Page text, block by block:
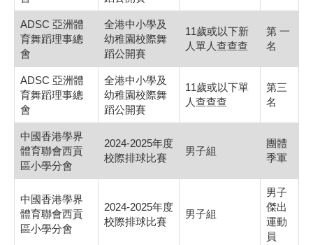
ADSC 亞洲體
育舞蹈理事總
會
全港中小學及
幼稚園校際舞
蹈公開賽
11歲或以下新
人單人查查查
第 一
名
ADSC 亞洲體
育舞蹈理事總
會
全港中小學及
幼稚園校際舞
蹈公開賽
11歲或以下單
人查查查
第三
名
中國香港學界
體育聯會西貢
區小學分會
2024-2025年度
校際排球比賽
男子組
團體
季軍
中國香港學界
體育聯會西貢
區小學分會
2024-2025年度
校際排球比賽
男子組
男子
傑出
運動
員